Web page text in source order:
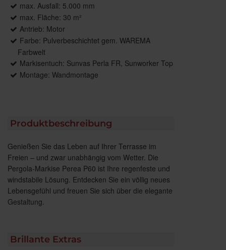
max. Ausfall: 5.000 mm
max. Fläche: 30 m²
Antrieb: Motor
Farbe: Pulverbeschichtet gem. WAREMA
Farbwelt
Markisentuch: Sunvas Perla FR, Sunworker Top
Montage: Wandmontage
Produktbeschreibung
Genießen Sie das Leben auf Ihrer Terrasse im
Freien – und zwar unabhängig vom Wetter. Die
Pergola-Markise Perea P60 ist Ihre regenfeste und
windstabile Lösung. Entdecken Sie ein völlig neues
Lebensgefühl und freuen Sie sich über die elegante
Gestaltung.
Brillante Extras